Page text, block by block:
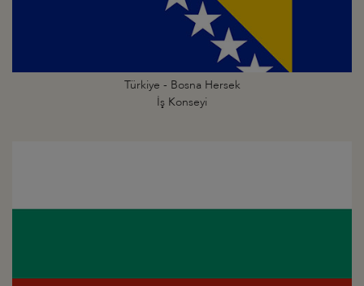
Türkiye - Bosna Hersek
İş Konseyi